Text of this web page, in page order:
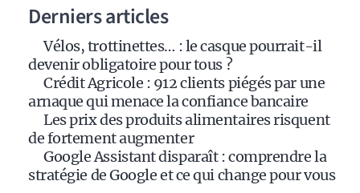
Derniers articles
Vélos, trottinettes… : le casque pourrait-il
devenir obligatoire pour tous ?
Crédit Agricole : 912 clients piégés par une
arnaque qui menace la confiance bancaire
Les prix des produits alimentaires risquent
de fortement augmenter
Google Assistant disparaît : comprendre la
stratégie de Google et ce qui change pour vous